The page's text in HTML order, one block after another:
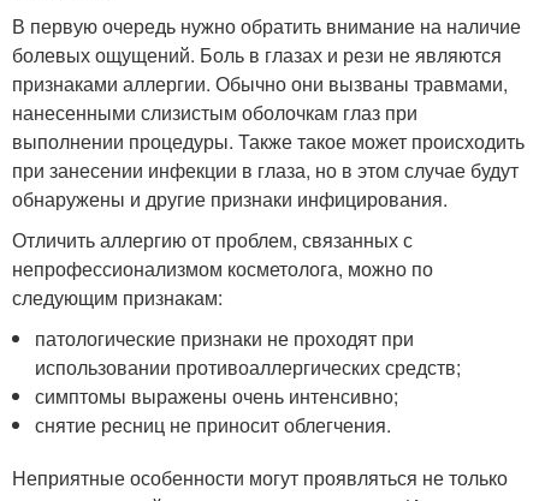
В первую очередь нужно обратить внимание на наличие
болевых ощущений. Боль в глазах и рези не являются
признаками аллергии. Обычно они вызваны травмами,
нанесенными слизистым оболочкам глаз при
выполнении процедуры. Также такое может происходить
при занесении инфекции в глаза, но в этом случае будут
обнаружены и другие признаки инфицирования.
Отличить аллергию от проблем, связанных с
непрофессионализмом косметолога, можно по
следующим признакам:
патологические признаки не проходят при
использовании противоаллергических средств;
симптомы выражены очень интенсивно;
снятие ресниц не приносит облегчения.
Неприятные особенности могут проявляться не только